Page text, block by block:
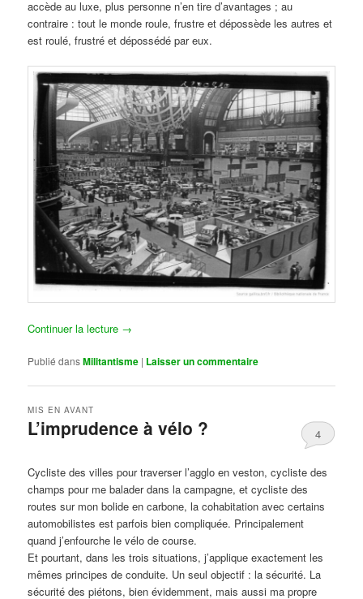
accède au luxe, plus personne n’en tire d’avantages ; au
contraire : tout le monde roule, frustre et dépossède les autres et
est roulé, frustré et dépossédé par eux.
Continuer la lecture →
Publié dansMilitantisme | Laisser un commentaire
L’imprudence à vélo ?
MIS EN AVANT
4
Cycliste des villes pour traverser l’agglo en veston, cycliste des
champs pour me balader dans la campagne, et cycliste des
routes sur mon bolide en carbone, la cohabitation avec certains
automobilistes est parfois bien compliquée. Principalement
quand j’enfourche le vélo de course.
Et pourtant, dans les trois situations, j’applique exactement les
mêmes principes de conduite. Un seul objectif : la sécurité. La
sécurité des piétons, bien évidemment, mais aussi ma propre